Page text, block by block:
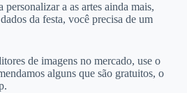
personalizar a as artes ainda mais,
da festa, você precisa de um
de imagens no mercado, use o
alguns que são gratuitos, o